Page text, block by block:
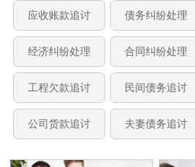
应收账款追讨 债务纠纷处理
经济纠纷处理 合同纠纷处理
工程欠款追讨 民间债务追讨
公司货款追讨 夫妻债务追讨